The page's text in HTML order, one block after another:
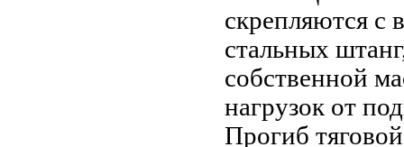
скрепляются с
стальных
собственной
нагрузок от
Прогиб